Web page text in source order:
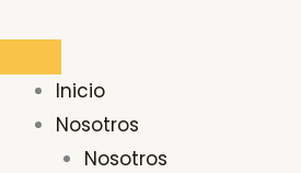
contenido
Inicio
Nosotros
Nosotros